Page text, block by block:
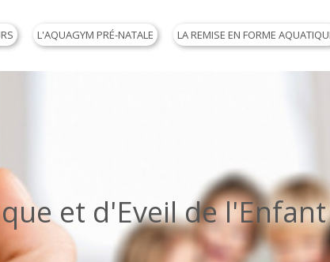
L'AQUAGYM PRÉ-NATALE LA REMISE EN FORME
et d'Eveil de l'Enfant